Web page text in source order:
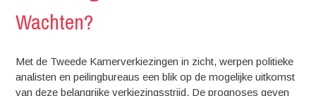
Wachten?
Met de Tweede Kamerverkiezingen in zicht, werpen politieke
analisten en peilingbureaus een blik op de mogelijke uitkomst
van deze belangrijke verkiezingsstrijd. De prognoses geven